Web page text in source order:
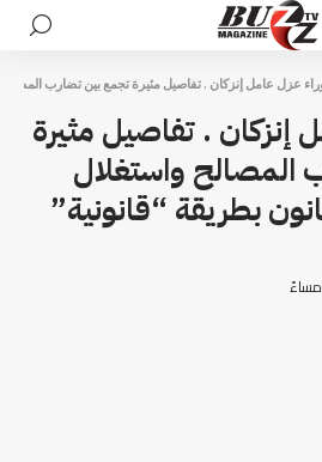
عزل عامل إنزكان . تفاصيل مثيرة تجمع بين تضارب
إنزكان . تفاصيل مثيرة
المصالح واستغلال
بطريقة “قانونية”